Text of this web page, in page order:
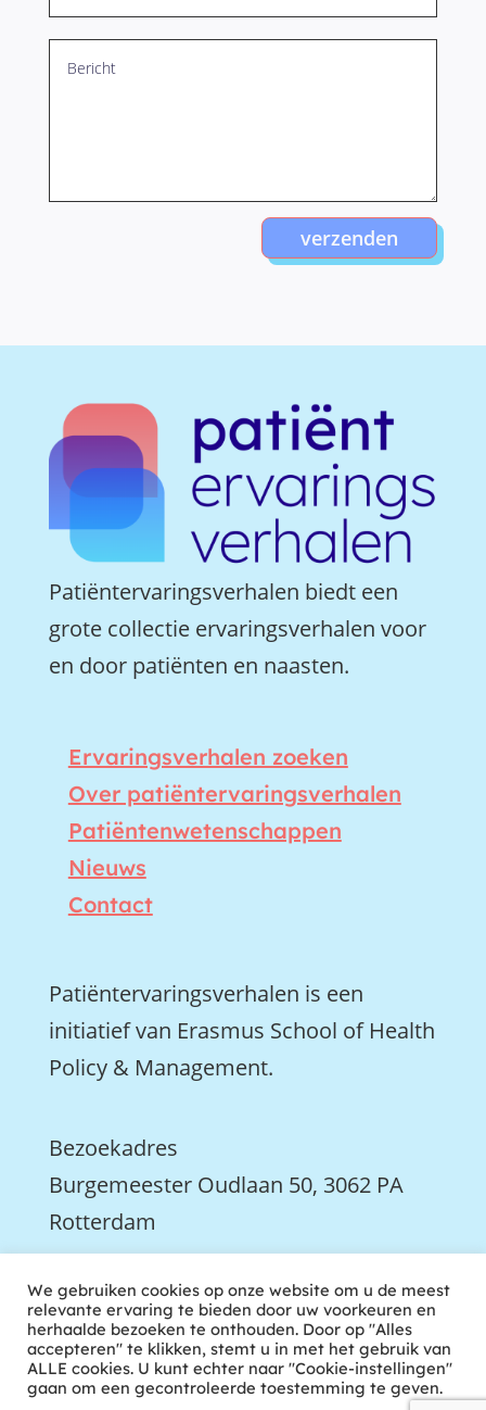
verzenden
Patiëntervaringsverhalen biedt een
grote collectie ervaringsverhalen voor
en door patiënten en naasten.
Ervaringsverhalen zoeken
Over patiëntervaringsverhalen
Patiëntenwetenschappen
Nieuws
Contact
Patiëntervaringsverhalen is een
initiatief van Erasmus School of Health
Policy & Management.
Bezoekadres
Burgemeester Oudlaan 50, 3062 PA
Rotterdam
 We zijn ook actief op LinkedIn
We gebruiken cookies op onze website om u de meest
relevante ervaring te bieden door uw voorkeuren en
herhaalde bezoeken te onthouden. Door op "Alles
accepteren" te klikken, stemt u in met het gebruik van
ALLE cookies. U kunt echter naar "Cookie-instellingen"
gaan om een gecontroleerde toestemming te geven.